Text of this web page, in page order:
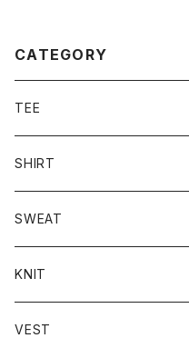
CATEGORY
TEE
SHIRT
SWEAT
KNIT
VEST